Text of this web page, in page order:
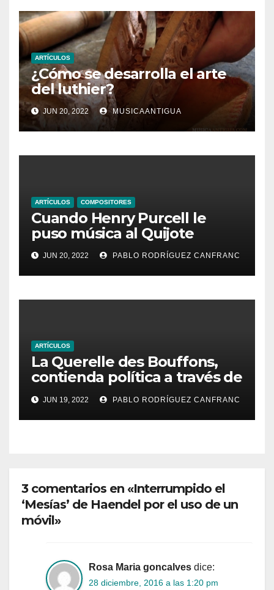
ARTÍCULOS
¿Cómo se desarrolla el arte
del luthier?
JUN 20, 2022 MUSICAANTIGUA
ARTÍCULOS COMPOSITORES
Cuando Henry Purcell le
puso música al Quijote
JUN 20, 2022 PABLO RODRÍGUEZ CANFRANC
ARTÍCULOS
La Querelle des Bouffons,
contienda política a través de
la ópera
JUN 19, 2022 PABLO RODRÍGUEZ CANFRANC
3 comentarios en «Interrumpido el
‘Mesías’ de Haendel por el uso de un
móvil»
Rosa Maria goncalves dice:
28 diciembre, 2016 a las 1:20 pm